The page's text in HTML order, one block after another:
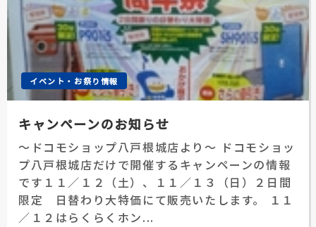
イベント・お祭り情報
キャンペーンのお知らせ
～ドコモショップ八戸根城店より～ ドコモショッ
プ八戸根城店だけで開催するキャンペーンの情報
です１１／１２（土）、１１／１３（日）２日間
限定 日替わり大特価にて販売いたします。 １１
／１２はらくらくホン...